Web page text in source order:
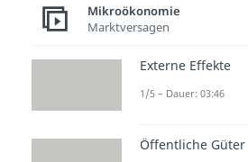
eines
dabei ein
negative
Mikroökonomie
Marktversagen
Externe Effekte
1/5 – Dauer: 03:46
Öffentliche Güter